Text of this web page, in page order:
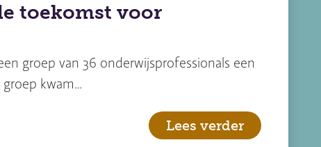
toekomst voor
groep van 36 onderwijsprofessionals een
groep kwam…
Lees verder